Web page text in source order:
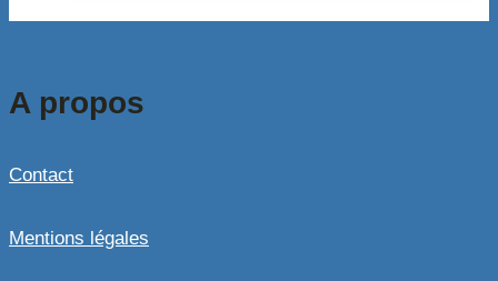
A propos
Contact
Mentions légales